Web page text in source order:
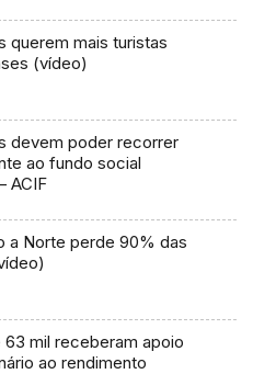
querem mais turistas
(vídeo)
devem poder recorrer
ao fundo social
ACIF
a Norte perde 90% das
63 mil receberam apoio
ao rendimento